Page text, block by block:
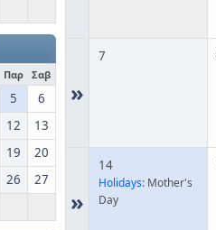
Παρ Σαβ
5
6
12
13
19
20
26
27
»
7
»
14
Holidays: Mother's
Day